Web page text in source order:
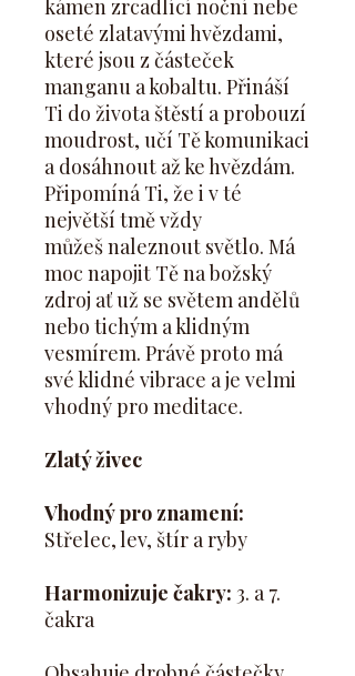
kámen zrcadlící noční nebe
oseté zlatavými hvězdami,
které jsou z částeček
manganu a kobaltu. Přináší
Ti do života štěstí a probouzí
moudrost, učí Tě komunikaci
a dosáhnout až ke hvězdám.
Připomíná Ti, že i v té
největší tmě vždy
můžeš naleznout světlo. Má
moc napojit Tě na božský
zdroj ať už se světem andělů
nebo tichým a klidným
vesmírem. Právě proto má
své klidné vibrace a je velmi
vhodný pro meditace.
Zlatý živec
Vhodný pro znamení:
Střelec, lev, štír a ryby
Harmonizuje čakry: 3. a 7.
čakra